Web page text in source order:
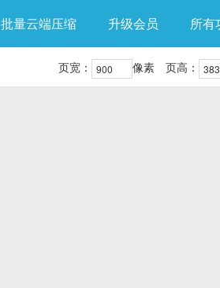
批量云端压缩 升级会员 所有
页宽： 像素 页高：